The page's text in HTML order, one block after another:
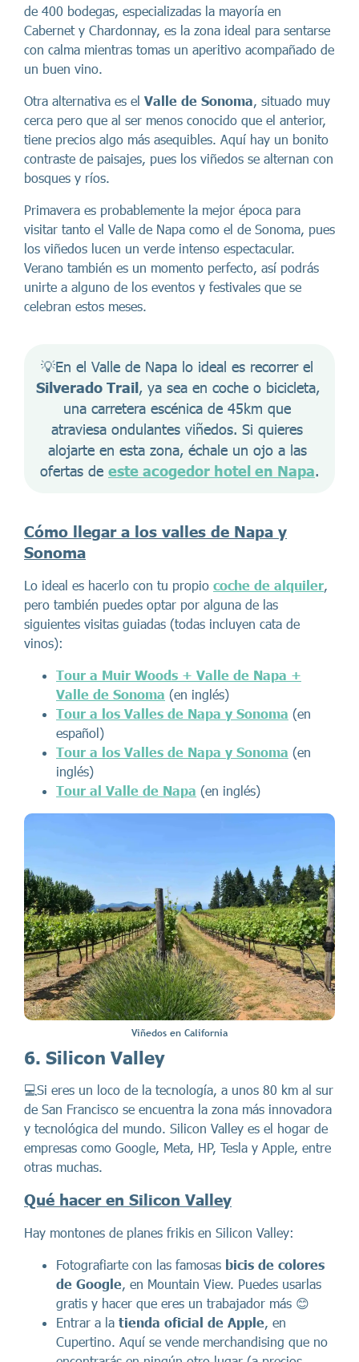
de 400 bodegas, especializadas la mayoría en
Cabernet y Chardonnay, es la zona ideal para sentarse
con calma mientras tomas un aperitivo acompañado de
un buen vino.
Otra alternativa es el Valle de Sonoma , situado muy
cerca pero que al ser menos conocido que el anterior,
tiene precios algo más asequibles. Aquí hay un bonito
contraste de paisajes, pues los viñedos se alternan con
bosques y ríos.
Primavera es probablemente la mejor época para
visitar tanto el Valle de Napa como el de Sonoma, pues
los viñedos lucen un verde intenso espectacular.
Verano también es un momento perfecto, así podrás
unirte a alguno de los eventos y festivales que se
celebran estos meses.
Silverado Trail, ya sea en coche o bicicleta,
una carretera escénica de 45km que
atraviesa ondulantes viñedos. Si quieres
alojarte en esta zona, échale un ojo a las
ofertas de este acogedor hotel en Napa.
Cómo llegar a los valles de Napa y
Sonoma
Lo ideal es hacerlo con tu propio coche de alquiler
pero también puedes optar por alguna de las
siguientes visitas guiadas (todas incluyen cata de
vinos):
Tour a Muir Woods + Valle de Napa +
Valle de Sonoma (en inglés)
Tour a los Valles de Napa y Sonoma (en
español)
Tour a los Valles de Napa y Sonoma (en
inglés)
Tour al Valle de Napa (en inglés)
Viñedos en California
6. Silicon Valley
💻Si eres un loco de la tecnología, a unos 80 km al sur
de San Francisco se encuentra la zona más innovadora
y tecnológica del mundo. Silicon Valley es el hogar de
empresas como Google, Meta, HP, Tesla y Apple, entre
otras muchas.
Qué hacer en Silicon Valley
Hay montones de planes frikis en Silicon Valley:
Fotografiarte con las famosas bicis de colores
de Google, en Mountain View. Puedes usarlas
gratis y hacer que eres un trabajador más 😊
Entrar a la tienda oficial de Apple, en
Cupertino. Aquí se vende merchandising que no